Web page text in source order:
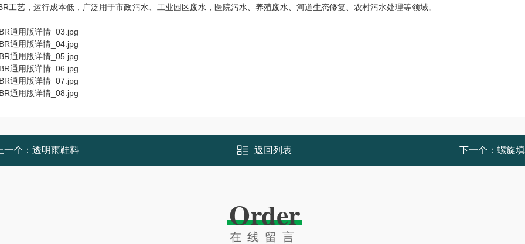
工艺，运行成本低，广泛用于市政污水、工业园区废水，医院污水、养殖废水、河道生态修复、农村污水处理等
一个： 透明雨鞋料 返回列表 下一个： 螺旋
Order
在线留言